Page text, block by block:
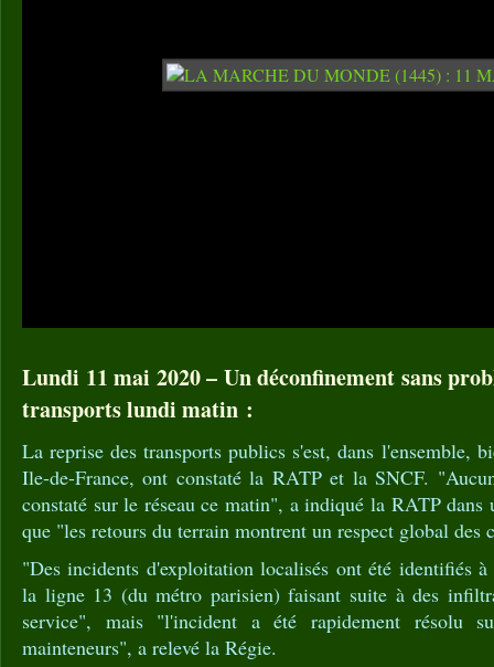
Lundi 11 mai 2020 – Un déconfinement sans
transports lundi matin :
La reprise des transports publics s'est, dans l'ensemble,
Ile-de-France, ont constaté la RATP et la SNCF.
constaté sur le réseau ce matin", a indiqué la RATP dans
que "les retours du terrain montrent un respect global des
"Des incidents d'exploitation localisés ont été identifiés
la ligne 13 (du métro parisien) faisant suite à des
service", mais "l'incident a été rapidement résolu
mainteneurs", a relevé la Régie.